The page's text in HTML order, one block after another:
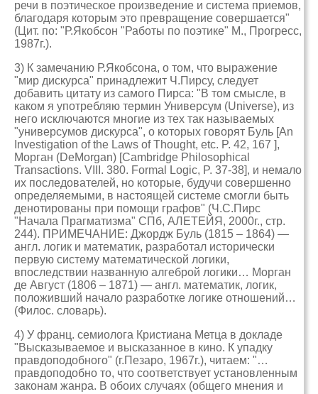
речи в поэтическое произведение и система приемов,
благодаря которым это превращение совершается"
(Цит. по: "Р.Якобсон "Работы по поэтике" М., Прогресс,
1987г.).
3) К замечанию Р.Якобсона, о том, что выражение
"мир дискурса" принадлежит Ч.Пирсу, следует
добавить цитату из самого Пирса: "В том смысле, в
каком я употребляю термин Универсум (Universe), из
него исключаются многие из тех так называемых
"универсумов дискурса", о которых говорят Буль [An
Investigation of the Laws of Thought, etc. P. 42, 167 ],
Морган (DeMorgan) [Cambridge Philosophical
Transactions. VIII. 380. Formal Logic, P. 37-38], и немало
их последователей, но которые, будучи совершенно
определяемыми, в настоящей системе смогли быть
денотированы при помощи графов" (Ч.С.Пирс
"Начала Прагматизма" СПб, АЛЕТЕЙЯ, 2000г., стр.
244). ПРИМЕЧАНИЕ: Джордж Буль (1815 – 1864) —
англ. логик и математик, разработал исторически
первую систему математической логики,
впоследствии названную алгеброй логики… Морган
де Август (1806 – 1871) — англ. математик, логик,
положивший начало разработке логике отношений…
(Филос. словарь).
4) У франц. семиолога Кристиана Метца в докладе
"Высказываемое и высказанное в кино. К упадку
правдоподобного" (г.Пезаро, 1967г.), читаем: "…
правдоподобно то, что соответствует установленным
законам жанра. В обоих случаях (общего мнения и